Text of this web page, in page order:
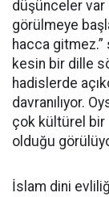
düşünceler var
görülmeye
hacca gitmez.”
kesin bir dille
hadislerde
davranılıyor.
çok kültürel bir
olduğu
İslam dini